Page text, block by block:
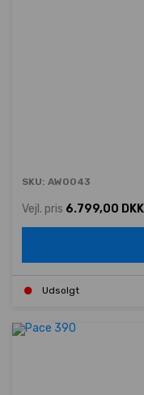
SKU: AW0043
Vejl. pris 6.799,00 DKK
Udsolgt